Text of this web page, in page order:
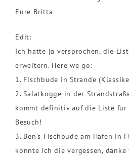
Eure Britta
Edit:
Ich hatte ja versprochen, die
erweitern. Here we go:
1. Fischbude in Strande
2. Salatkogge in der
kommt definitiv auf die Liste für
Besuch!
3. Ben’s Fischbude am Hafen in
konnte ich die vergessen, danke